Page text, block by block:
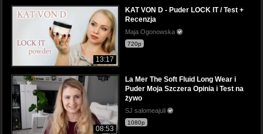
13:17
KAT VON D - Puder LOCK IT / Test +
Recenzja
Maja Ogonowska
720p
08:53
La Mer The Soft Fluid Long Wear i
Puder Moja Szczera Opinia i Test na
żywo
SJ salomeajuli
1080p